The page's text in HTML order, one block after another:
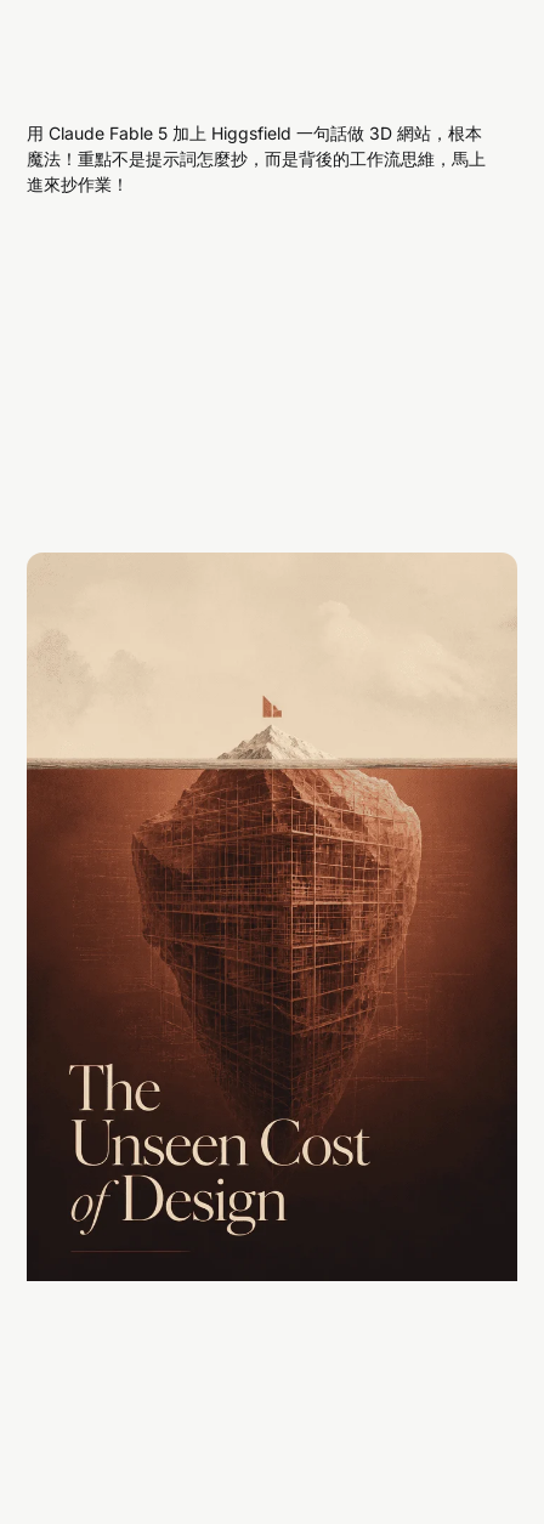
用 Claude Fable 5 加上 Higgsfield 一句話做 3D 網站，根本
魔法！重點不是提示詞怎麼抄，而是背後的工作流思維，馬上
進來抄作業！